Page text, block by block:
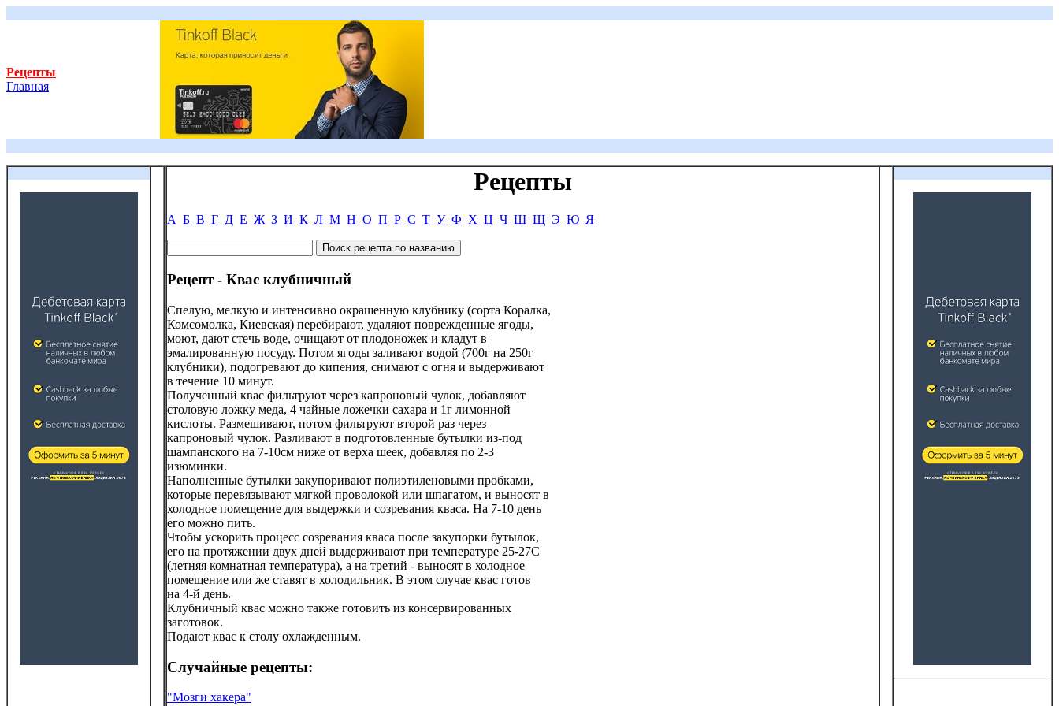
Рецепты
Главная
Рецепты
А Б В Г Д Е Ж З И К Л М Н О П Р С Т У Ф Х Ц Ч Ш Щ Э Ю Я
Рецепт - Квас клубничный
Спелую, мелкую и интенсивно окрашенную клубнику (сорта Коралка,
Комсомолка, Киевская) перебирают, удаляют поврежденные ягоды,
моют, дают стечь воде, очищают от плодоножек и кладут в
эмалированную посуду. Потом ягоды заливают водой (700г на 250г
клубники), подогревают до кипения, снимают с огня и выдерживают
в течение 10 минут.
Полученный квас фильтруют через капроновый чулок, добавляют
столовую ложку меда, 4 чайные ложечки сахара и 1г лимонной
кислоты. Размешивают, потом фильтруют второй раз через
капроновый чулок. Разливают в подготовленные бутылки из-под
шампанского на 7-10см ниже от верха шеек, добавляя по 2-3
изюминки.
Наполненные бутылки закупоривают полиэтиленовыми пробками,
которые перевязывают мягкой проволокой или шпагатом, и выносят в
холодное помещение для выдержки и созревания кваса. На 7-10 день
его можно пить.
Чтобы ускорить процесс созревания кваса после закупорки бутылок,
его на протяжении двух дней выдерживают при температуре 25-27С
(летняя комнатная температура), а на третий - выносят в холодное
помещение или же ставят в холодильник. В этом случае квас готов
на 4-й день.
Клубничный квас можно также готовить из консервированных
заготовок.
Подают квас к столу охлажденным.
Случайные рецепты:
"Мозги хакера"